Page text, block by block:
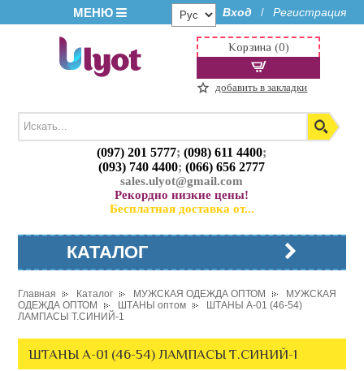
МЕНЮ Вход / Регистрация
(097) 201 5777;(098) 611 4400;
(093) 740 4400;(066) 656 2777
sales.ulyot@gmail.com
Рекордно низкие цены!
Бесплатная доставка от...
Корзина (0)
добавить в закладки
КАТАЛОГ
Главная Каталог МУЖСКАЯ ОДЕЖДА ОПТОМ
МУЖСКАЯ
ОДЕЖДА ОПТОМ
ШТАНЫ оптом
ШТАНЫ A-01 (46-54)
ЛАМПАСЫ Т.СИНИЙ-1
ШТАНЫ A-01 (46-54) ЛАМПАСЫ Т.СИНИЙ-1